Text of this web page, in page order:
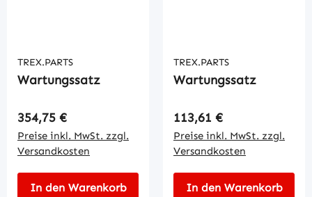
TREX.PARTS
Wartungssatz
Regulärer Preis:
354,75 €
Preise inkl. MwSt. zzgl.
Versandkosten
In den Warenkorb
TREX.PARTS
Wartungssatz
Regulärer Preis:
113,61 €
Preise inkl. MwSt. zzgl.
Versandkosten
In den Warenkorb